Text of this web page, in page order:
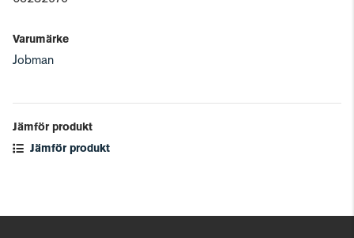
Varumärke
Jobman
Jämför produkt
Jämför produkt